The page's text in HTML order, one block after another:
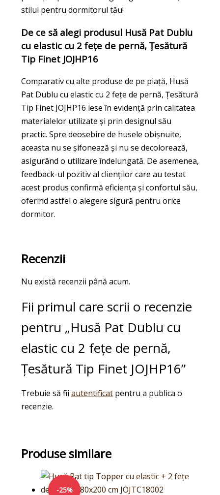
stilul pentru dormitorul tău!
De ce să alegi produsul Husă Pat Dublu
cu elastic cu 2 fețe de pernă, Țesătură
Tip Finet JOJHP16
Comparativ cu alte produse de pe piață, Husă
Pat Dublu cu elastic cu 2 fețe de pernă, Țesătură
Tip Finet JOJHP16 iese în evidență prin calitatea
materialelor utilizate și prin designul său
practic. Spre deosebire de husele obișnuite,
aceasta nu se șifonează și nu se decolorează,
asigurând o utilizare îndelungată. De asemenea,
feedback-ul pozitiv al clienților care au testat
acest produs confirmă eficiența și confortul său,
oferind astfel o alegere sigură pentru orice
dormitor.
Recenzii
Nu există recenzii până acum.
Fii primul care scrii o recenzie
pentru „Husă Pat Dublu cu
elastic cu 2 fețe de pernă,
Țesătură Tip Finet JOJHP16”
Trebuie să fii autentificat pentru a publica o
recenzie.
Produse similare
-25%
Prețul
inițial
Prețul
curent